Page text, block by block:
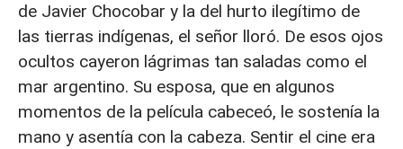
de Javier Chocobar y la del hurto ilegítimo de
las tierras indígenas, el señor lloró. De esos ojos
ocultos cayeron lágrimas tan saladas como el
mar argentino. Su esposa, que en algunos
momentos de la película cabeceó, le sostenía la
mano y asentía con la cabeza. Sentir el cine era